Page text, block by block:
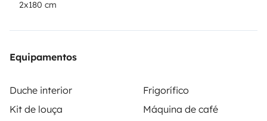
- potti
2x180 cm
Equipamentos
Duche interior
Frigorífico
Kit de louça
Máquina de café